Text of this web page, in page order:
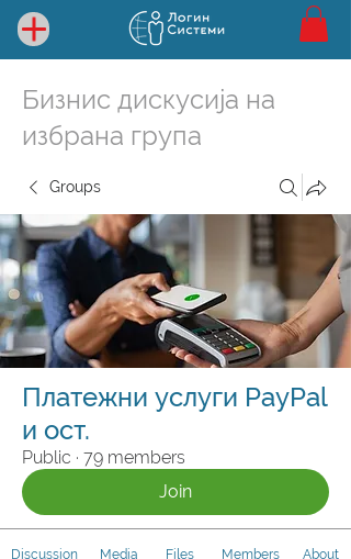
Бизнис дискусија на
избрана група
Groups
Платежни услуги PayPal
и ост.
Public · 79 members
Join
Discussion Media Files Members About